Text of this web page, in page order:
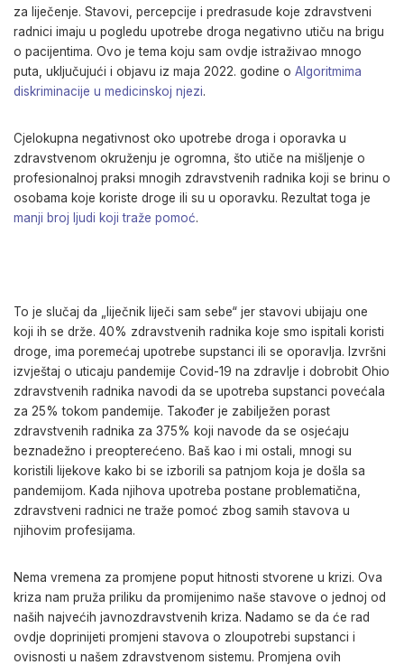
za liječenje. Stavovi, percepcije i predrasude koje zdravstveni
radnici imaju u pogledu upotrebe droga negativno utiču na brigu
o pacijentima. Ovo je tema koju sam ovdje istraživao mnogo
puta, uključujući i objavu iz maja 2022. godine o Algoritmima
diskriminacije u medicinskoj njezi.
Cjelokupna negativnost oko upotrebe droga i oporavka u
zdravstvenom okruženju je ogromna, što utiče na mišljenje o
profesionalnoj praksi mnogih zdravstvenih radnika koji se brinu o
osobama koje koriste droge ili su u oporavku. Rezultat toga je
manji broj ljudi koji traže pomoć.
To je slučaj da „liječnik liječi sam sebe“ jer stavovi ubijaju one
koji ih se drže. 40% zdravstvenih radnika koje smo ispitali koristi
droge, ima poremećaj upotrebe supstanci ili se oporavlja. Izvršni
izvještaj o uticaju pandemije Covid-19 na zdravlje i dobrobit Ohio
zdravstvenih radnika navodi da se upotreba supstanci povećala
za 25% tokom pandemije. Također je zabilježen porast
zdravstvenih radnika za 375% koji navode da se osjećaju
beznadežno i preopterećeno. Baš kao i mi ostali, mnogi su
koristili lijekove kako bi se izborili sa patnjom koja je došla sa
pandemijom. Kada njihova upotreba postane problematična,
zdravstveni radnici ne traže pomoć zbog samih stavova u
njihovim profesijama.
Nema vremena za promjene poput hitnosti stvorene u krizi. Ova
kriza nam pruža priliku da promijenimo naše stavove o jednoj od
naših najvećih javnozdravstvenih kriza. Nadamo se da će rad
ovdje doprinijeti promjeni stavova o zloupotrebi supstanci i
ovisnosti u našem zdravstvenom sistemu. Promjena ovih